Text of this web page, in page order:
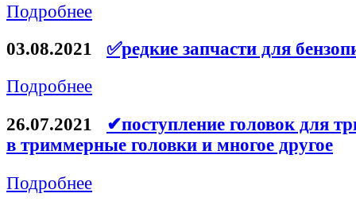
Ремни для электроинструмента
Подробнее
03.08.2021
✅редкие запчасти для
Подробнее
26.07.2021
✔поступление головок для
в триммерные головки и многое другое
Подробнее